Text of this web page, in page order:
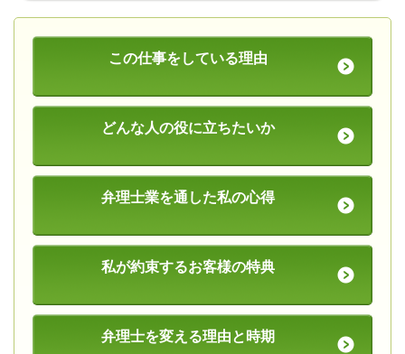
この仕事をしている理由
どんな人の役に立ちたいか
弁理士業を通した私の心得
私が約束するお客様の特典
弁理士を変える理由と時期